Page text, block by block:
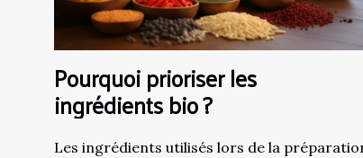
Pourquoi prioriser les
ingrédients bio ?
Les ingrédients utilisés lors de la